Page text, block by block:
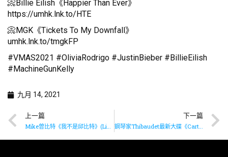
📀Billie Eilish《Happier Than Ever》
https://umhk.lnk.to/HTE
📀MGK《Tickets To My Downfall》
umhk.lnk.to/tmgkFP
#VMAS2021 #OliviaRodrigo #JustinBieber #BillieEilish
#MachineGunKelly
九月 14, 2021
上一篇
Mike曾比特《我不是邱比特》(Live) &《我不是邱比特》(合唱版Chill Club Version) 現已上架
下一篇
鋼琴家Thibaudet最新大碟《Carte Blanche》現已推出